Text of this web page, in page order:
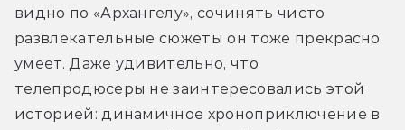
видно по «Архангелу», сочинять чисто
развлекательные сюжеты он тоже прекрасно
умеет. Даже удивительно, что
телепродюсеры не заинтересовались этой
историей: динамичное хроноприключение в